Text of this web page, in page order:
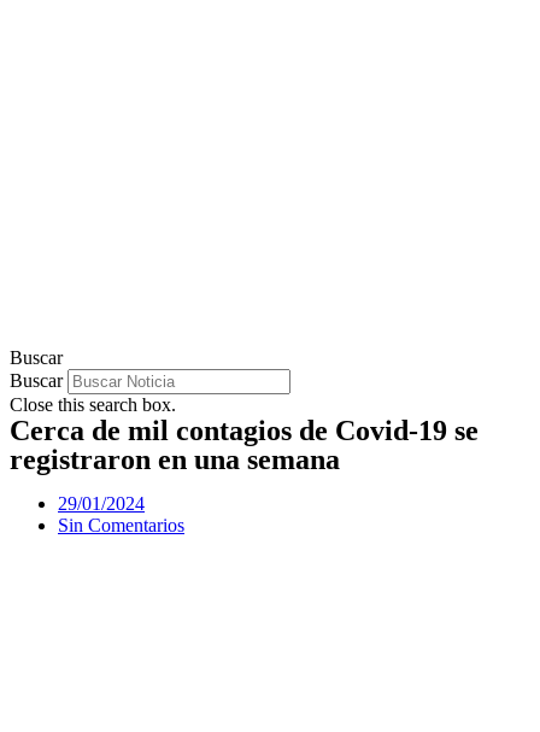
Buscar
Buscar
Close this search box.
Cerca de mil contagios de Covid-19 se
registraron en una semana
29/01/2024
Sin Comentarios